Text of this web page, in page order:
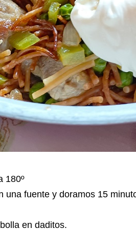
180º
una fuente y doramos 15
en daditos.